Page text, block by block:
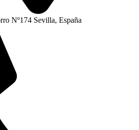
Nº174 Sevilla, España